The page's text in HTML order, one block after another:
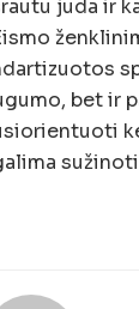
juda ir
bet ir